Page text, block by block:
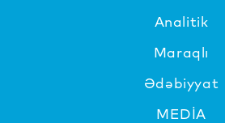
Analitik
Maraqlı
Ədəbiyyat
MEDİA